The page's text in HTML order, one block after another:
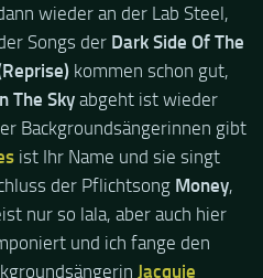
wieder an der Lab Steel,
Songs der Dark Side Of The
kommen schon gut,
The Sky abgeht ist wieder
Backgroundsängerinnen gibt
ist Ihr Name und sie singt
der Pflichtsong Money,
nur so lala, aber auch hier
und ich fange den
Jacquie